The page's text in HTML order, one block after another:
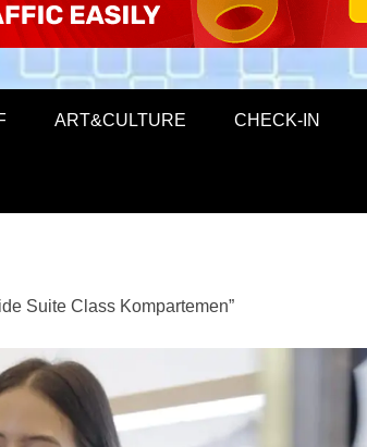
ART&CULTURE CHECK-IN
Suite Class Kompartemen”